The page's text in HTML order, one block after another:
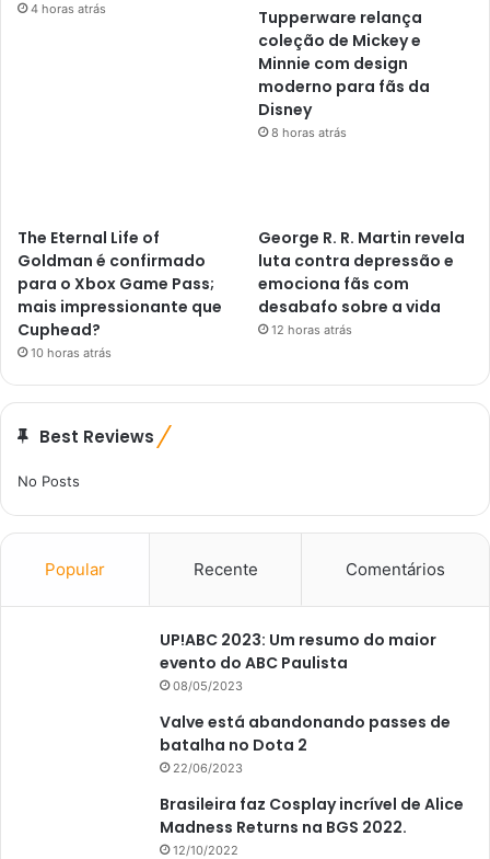
4 horas atrás
Tupperware relança
coleção de Mickey e
Minnie com design
moderno para fãs da
Disney
8 horas atrás
The Eternal Life of
Goldman é confirmado
para o Xbox Game Pass;
mais impressionante que
Cuphead?
10 horas atrás
George R. R. Martin revela
luta contra depressão e
emociona fãs com
desabafo sobre a vida
12 horas atrás
Best Reviews
No Posts
Popular Recente Comentários
UP!ABC 2023: Um resumo do maior
evento do ABC Paulista
08/05/2023
Valve está abandonando passes de
batalha no Dota 2
22/06/2023
Brasileira faz Cosplay incrível de Alice
Madness Returns na BGS 2022.
12/10/2022